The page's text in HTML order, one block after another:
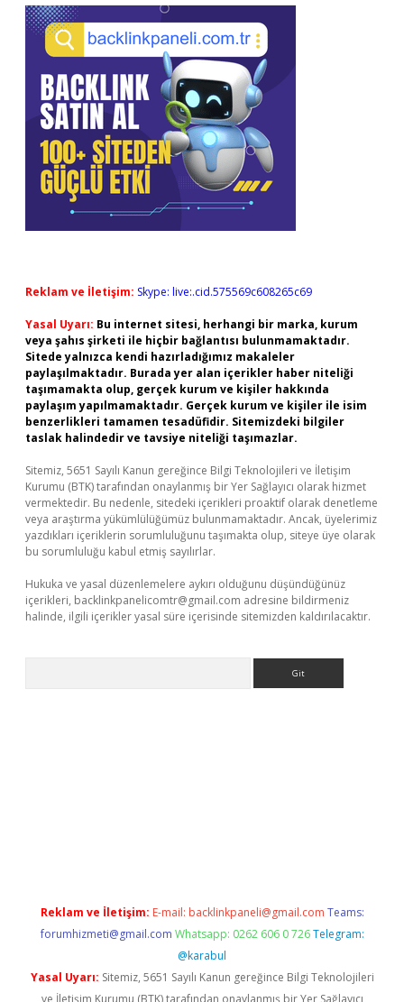
Reklam ve İletişim: Skype: live:.cid.575569c608265c69
Yasal Uyarı: Bu internet sitesi, herhangi bir marka, kurum
veya şahıs şirketi ile hiçbir bağlantısı bulunmamaktadır.
Sitede yalnızca kendi hazırladığımız makaleler
paylaşılmaktadır. Burada yer alan içerikler haber niteliği
taşımamakta olup, gerçek kurum ve kişiler hakkında
paylaşım yapılmamaktadır. Gerçek kurum ve kişiler ile isim
benzerlikleri tamamen tesadüfidir. Sitemizdeki bilgiler
taslak halindedir ve tavsiye niteliği taşımazlar.
Sitemiz, 5651 Sayılı Kanun gereğince Bilgi Teknolojileri ve İletişim
Kurumu (BTK) tarafından onaylanmış bir Yer Sağlayıcı olarak hizmet
vermektedir. Bu nedenle, sitedeki içerikleri proaktif olarak denetleme
veya araştırma yükümlülüğümüz bulunmamaktadır. Ancak, üyelerimiz
yazdıkları içeriklerin sorumluluğunu taşımakta olup, siteye üye olarak
bu sorumluluğu kabul etmiş sayılırlar.
Hukuka ve yasal düzenlemelere aykırı olduğunu düşündüğünüz
içerikleri, backlinkpanelicomtr@gmail.com adresine bildirmeniz
halinde, ilgili içerikler yasal süre içerisinde sitemizden kaldırılacaktır.
Reklam ve İletişim: E-mail: backlinkpaneli@gmail.com Teams:
forumhizmeti@gmail.com Whatsapp: 0262 606 0 726 Telegram:
@karabul
Yasal Uyarı: Sitemiz, 5651 Sayılı Kanun gereğince Bilgi Teknolojileri
ve İletişim Kurumu (BTK) tarafından onaylanmış bir Yer Sağlayıcı